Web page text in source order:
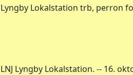
Lyngby Lokalstation trb, perron
LNJ Lyngby Lokalstation. -- 16.